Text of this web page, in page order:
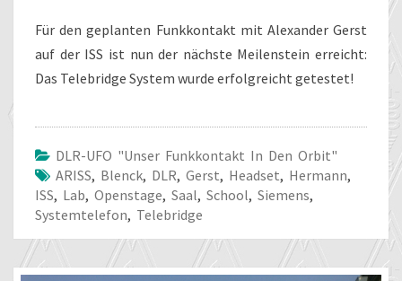
Für den geplanten Funkkontakt mit Alexander Gerst
auf der ISS ist nun der nächste Meilenstein erreicht:
Das Telebridge System wurde erfolgreicht getestet!
DLR-UFO "unser Funkkontakt In Den Orbit"
ARISS, Blenck, DLR, Gerst, Headset, Hermann,
ISS, Lab, Openstage, Saal, School, Siemens,
Systemtelefon, Telebridge